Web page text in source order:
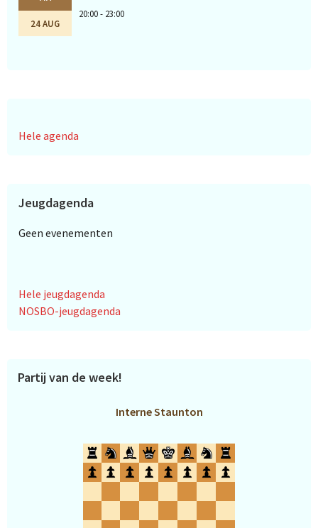
24 AUG
20:00 - 23:00
Hele agenda
Jeugdagenda
Geen evenementen
Hele jeugdagenda
NOSBO-jeugdagenda
Partij van de week!
Interne Staunton